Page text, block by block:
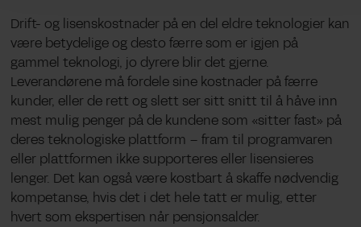
Drift- og lisenskostnader på en del eldre teknologier kan
være betydelige og desto færre som er igjen på
gammel teknologi, jo dyrere blir det gjerne.
Leverandørene må fordele sine kostnader på færre
kunder, eller de rett og slett ser sitt snitt til å håve inn
mest mulig penger på de kundene som «sitter fast» på
deres teknologiske plattform – fram til programvaren
eller plattformen ikke supporteres eller lisensieres
lenger. Det kan også være kostbart å skaffe nødvendig
kompetanse, hvis det i det hele tatt er mulig, etter
hvert som ekspertisen når pensjonsalder.